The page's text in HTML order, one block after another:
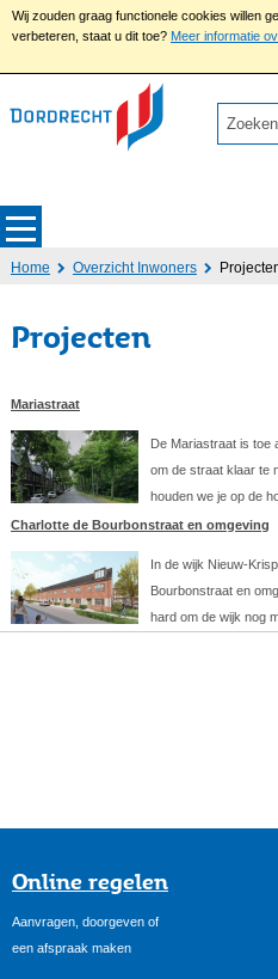
Wij zouden graag functionele cookies willen
verbeteren, staat u dit toe? Meer informatie
Home Overzicht Inwoners
Projecten
Mariastraat
De Mariastraat is toe
om de straat klaar te
houden we je op de
Charlotte de Bourbonstraat en omgeving
In de wijk Nieuw-
Bourbonstraat en
hard om de wijk nog
Online regelen
Aanvragen, doorgeven of
een afspraak maken